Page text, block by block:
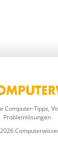
Computer-Tipps,
Problemlösungen